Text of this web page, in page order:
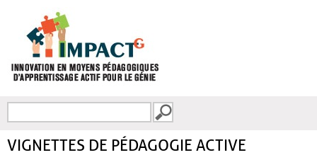
FORMULAIRE DE
VIGNETTES DE PÉDAGOGIE ACTIVE